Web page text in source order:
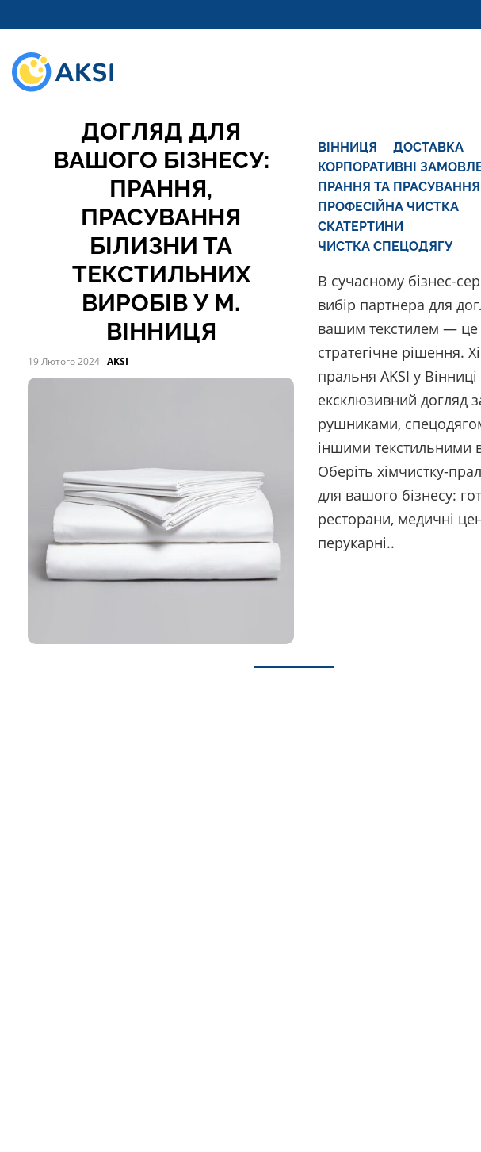
ПРАЛЬНЯ AKSI:
ДОГЛЯД ДЛЯ
ВАШОГО БІЗНЕСУ:
ПРАННЯ,
ПРАСУВАННЯ
БІЛИЗНИ ТА
ТЕКСТИЛЬНИХ
ВИРОБІВ У М.
ВІННИЦЯ
19 Лютого 2024 AKSI
ВІННИЦЯ
ДОСТАВКА
КОРПОРАТИВНІ
ПРАННЯ ТА
ПРОФЕСІЙНА ЧИСТКА
СКАТЕРТИНИ
ЧИСТКА СПЕЦОДЯГУ
В сучасному бізнес-
вибір партнера для
вашим текстилем — це
стратегічне рішення.
пральня AKSI у
ексклюзивний догляд
рушниками,
іншими текстильними
Оберіть хімчистку-
для вашого бізнесу:
ресторани, медичні
перукарні..